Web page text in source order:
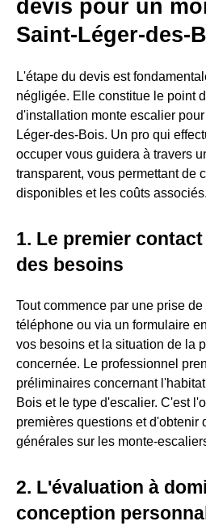
devis pour un
Saint-Léger-des-
L'étape du devis est
négligée. Elle constitue le point
d'installation monte escalier
Léger-des-Bois. Un pro qui
occuper vous guidera à travers
transparent, vous permettant de
disponibles et les coûts associés.
1. Le premier
des besoins
Tout commence par une prise
téléphone ou via un formulaire
vos besoins et la situation de la
concernée. Le professionnel
préliminaires concernant
Bois et le type d'escalier. C'est
premières questions et d'obtenir
générales sur les monte-
2. L'évaluation à
conception